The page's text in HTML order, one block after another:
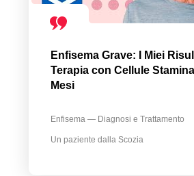
Enfisema Grave: I Miei
Terapia con Cellule
Mesi
Enfisema — Diagnosi e Trattamento
Un paziente dalla Scozia